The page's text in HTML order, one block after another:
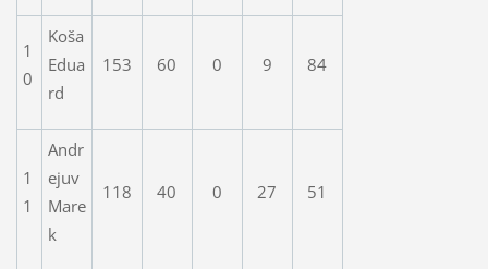
1
0
Koša
Edua
rd
153 60 0 9 84
1
1
Andr
ejuv
Mare
k
118 40 0 27 51